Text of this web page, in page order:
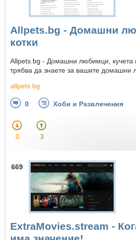
Allpets.bg - Домашни
котки
Allpets.bg - Домашни любимци, кучета
трябва да знаете за вашите
allpets.bg
0 Хоби и Развлечения
0 3
669
ExtraMovies.stream -